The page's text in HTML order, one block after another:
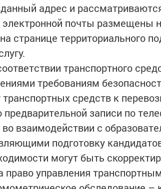
адрес и
почты размещены
странице территориального
транспортного
требованиям
средств к
записи по
взаимодействии с
подготовку
могут быть
право управления